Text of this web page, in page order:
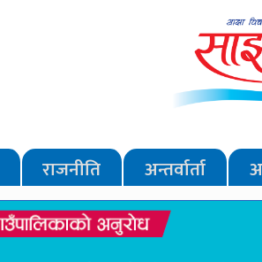
राजनीति अन्तर्वार्ता